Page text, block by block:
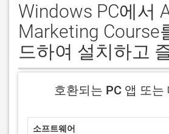
Windows PC에서
Marketing Course
드하여 설치하고
호환되는 PC 앱 또는
소프트웨어